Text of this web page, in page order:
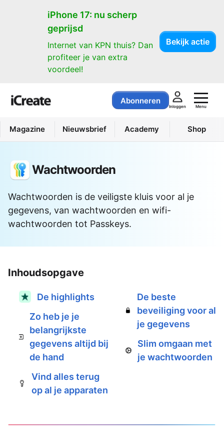
iPhone 17: nu scherp
geprijsd
Internet van KPN thuis? Dan
profiteer je van extra
voordeel!
Bekijk actie
Abonneren
Inloggen Menu
Magazine Nieuwsbrief Academy Shop
Wachtwoorden
Wachtwoorden is de veiligste kluis voor al je
gegevens, van wachtwoorden en wifi-
wachtwoorden tot Passkeys.
Inhoudsopgave
De highlights
Zo heb je je
belangrijkste
gegevens altijd bij
de hand
Vind alles terug
op al je apparaten
De beste
beveiliging voor al
je gegevens
Slim omgaan met
je wachtwoorden